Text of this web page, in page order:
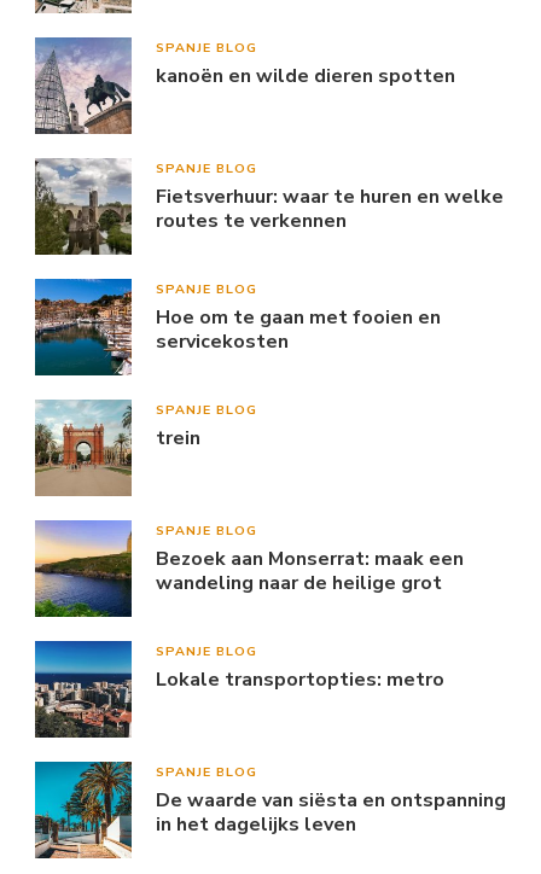
SPANJE BLOG
kanoën en wilde dieren spotten
SPANJE BLOG
Fietsverhuur: waar te huren en welke
routes te verkennen
SPANJE BLOG
Hoe om te gaan met fooien en
servicekosten
SPANJE BLOG
trein
SPANJE BLOG
Bezoek aan Monserrat: maak een
wandeling naar de heilige grot
SPANJE BLOG
Lokale transportopties: metro
SPANJE BLOG
De waarde van siësta en ontspanning
in het dagelijks leven